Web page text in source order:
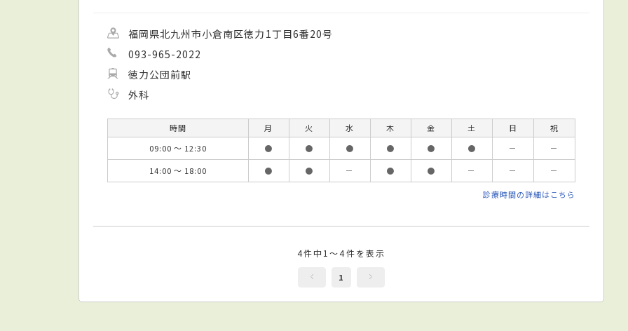
福岡県北九州市小倉南区徳力1丁目6番20号
093-965-2022
徳力公団前駅
外科
時間 月 火 水 木 金 土 日
祝
09:00 ～ 12:30
● ● ● ● ● ● －
－
14:00 ～ 18:00
● ● － ● ● － － －
診療時間の詳細はこちら
4件中1～4件を表示
1